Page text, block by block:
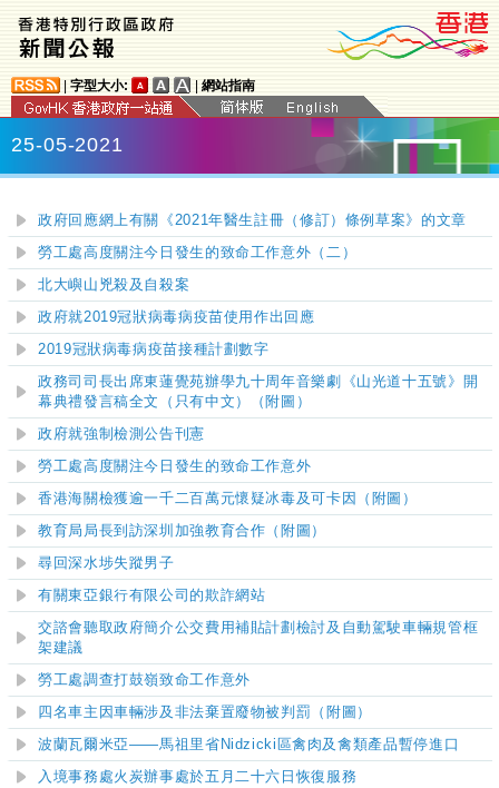
字型大小: 網站指南
25-05-2021
政府回應網上有關《2021年醫生註冊（修訂）條例草案》的文章
勞工處高度關注今日發生的致命工作意外（二）
北大嶼山兇殺及自殺案
政府就2019冠狀病毒病疫苗使用作出回應
2019冠狀病毒病疫苗接種計劃數字
政務司司長出席東蓮覺苑辦學九十周年音樂劇《山光道十五號》開
幕典禮發言稿全文（只有中文） （附圖）
政府就強制檢測公告刊憲
勞工處高度關注今日發生的致命工作意外
香港海關檢獲逾一千二百萬元懷疑冰毒及可卡因（附圖）
教育局局長到訪深圳加強教育合作（附圖）
尋回深水埗失蹤男子
有關東亞銀行有限公司的欺詐網站
交諮會聽取政府簡介公交費用補貼計劃檢討及自動駕駛車輛規管框
架建議
勞工處調查打鼓嶺致命工作意外
​四名車主因車輛涉及非法棄置廢物被判罰（附圖）
波蘭瓦爾米亞——馬祖里省Nidzicki區禽肉及禽類產品暫停進口
入境事務處火炭辦事處於五月二十六日恢復服務